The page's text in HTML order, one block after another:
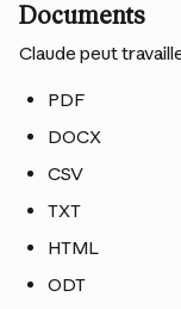
Documents
Claude peut
PDF
DOCX
CSV
TXT
HTML
ODT